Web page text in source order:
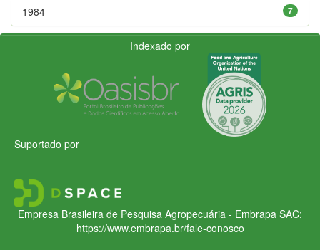
7
1984
Indexado por
Suportado por
Empresa Brasileira de Pesquisa Agropecuária - Embrapa SAC:
https://www.embrapa.br/fale-conosco